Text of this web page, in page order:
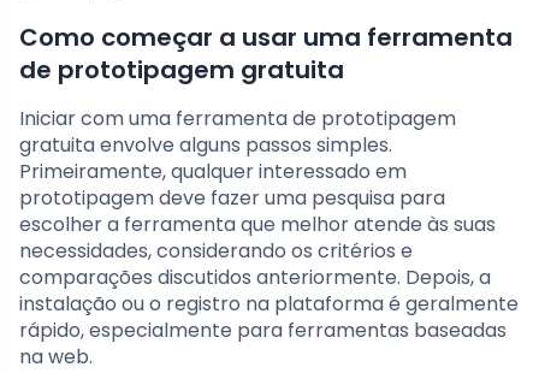
Como começar a usar uma ferramenta
de prototipagem gratuita
Iniciar com uma ferramenta de prototipagem
gratuita envolve alguns passos simples.
Primeiramente, qualquer interessado em
prototipagem deve fazer uma pesquisa para
escolher a ferramenta que melhor atende às suas
necessidades, considerando os critérios e
comparações discutidos anteriormente. Depois, a
instalação ou o registro na plataforma é geralmente
rápido, especialmente para ferramentas baseadas
na web.